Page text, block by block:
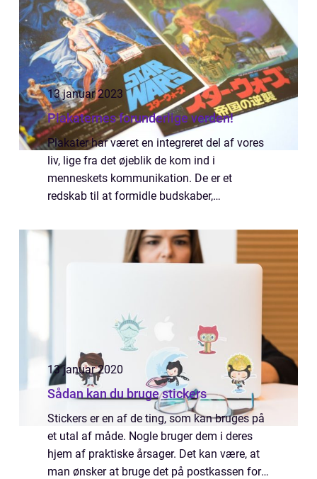
13 januar 2023
Plakaternes forunderlige verden!
Plakater har været en integreret del af vores
liv, lige fra det øjeblik de kom ind i
menneskets kommunikation. De er et
redskab til at formidle budskaber,
til at udtrykke politiske holdninger. Vi
13 januar 2020
Sådan kan du bruge stickers
Stickers er en af de ting, som kan bruges på
et utal af måde. Nogle bruger dem i deres
hjem af praktiske årsager. Det kan være, at
man ønsker at bruge det på postkassen for